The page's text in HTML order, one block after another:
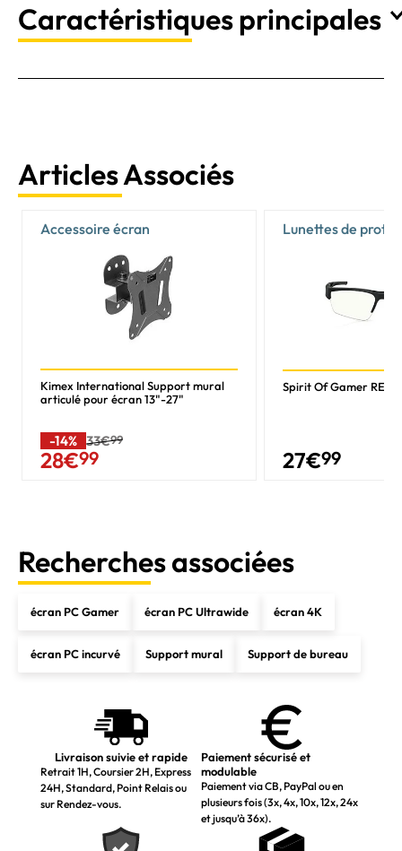
Caractéristiques principales
Articles Associés
Accessoire écran
Kimex International Support mural
articulé pour écran 13"-27"
-14% 33€99
28€99
Lunettes de
Spirit Of Gamer
27€99
Recherches associées
écran PC Gamer écran PC Ultrawide écran 4K
écran PC incurvé Support mural Support de bureau
Livraison suivie et rapide
Retrait 1H, Coursier 2H, Express
24H, Standard, Point Relais ou
sur Rendez-vous.
Paiement sécurisé et
modulable
Paiement via CB, PayPal ou en
plusieurs fois (3x, 4x, 10x, 12x, 24x
et jusqu’à 36x).